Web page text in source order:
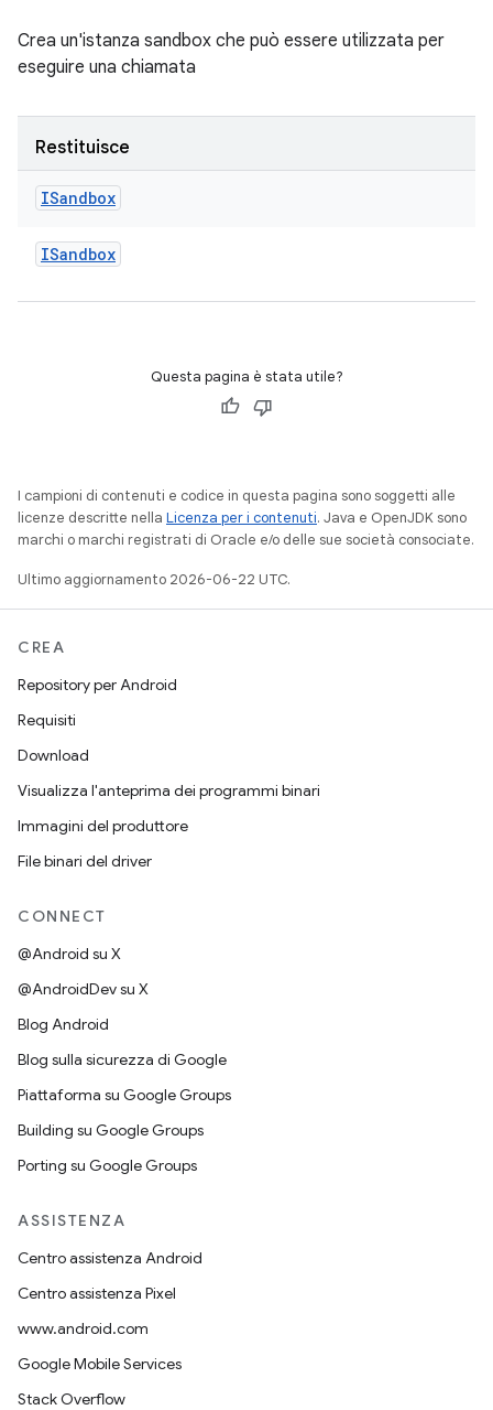
Crea un'istanza sandbox che può essere utilizzata per
eseguire una chiamata
Restituisce
ISandbox
ISandbox
Questa pagina è stata utile?
I campioni di contenuti e codice in questa pagina sono soggetti alle
licenze descritte nella Licenza per i contenuti. Java e OpenJDK sono
marchi o marchi registrati di Oracle e/o delle sue società consociate.
Ultimo aggiornamento 2026-06-22 UTC.
CREA
Repository per Android
Requisiti
Download
Visualizza l'anteprima dei programmi binari
Immagini del produttore
File binari del driver
CONNECT
@Android su X
@AndroidDev su X
Blog Android
Blog sulla sicurezza di Google
Piattaforma su Google Groups
Building su Google Groups
Porting su Google Groups
ASSISTENZA
Centro assistenza Android
Centro assistenza Pixel
www.android.com
Google Mobile Services
Stack Overflow